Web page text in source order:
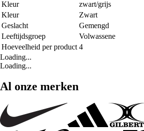
Kleur
zwart/grijs
Kleur
Zwart
Geslacht
Gemengd
Leeftijdsgroep
Volwassene
Hoeveelheid per product 4
Loading...
Loading...
Al onze merken